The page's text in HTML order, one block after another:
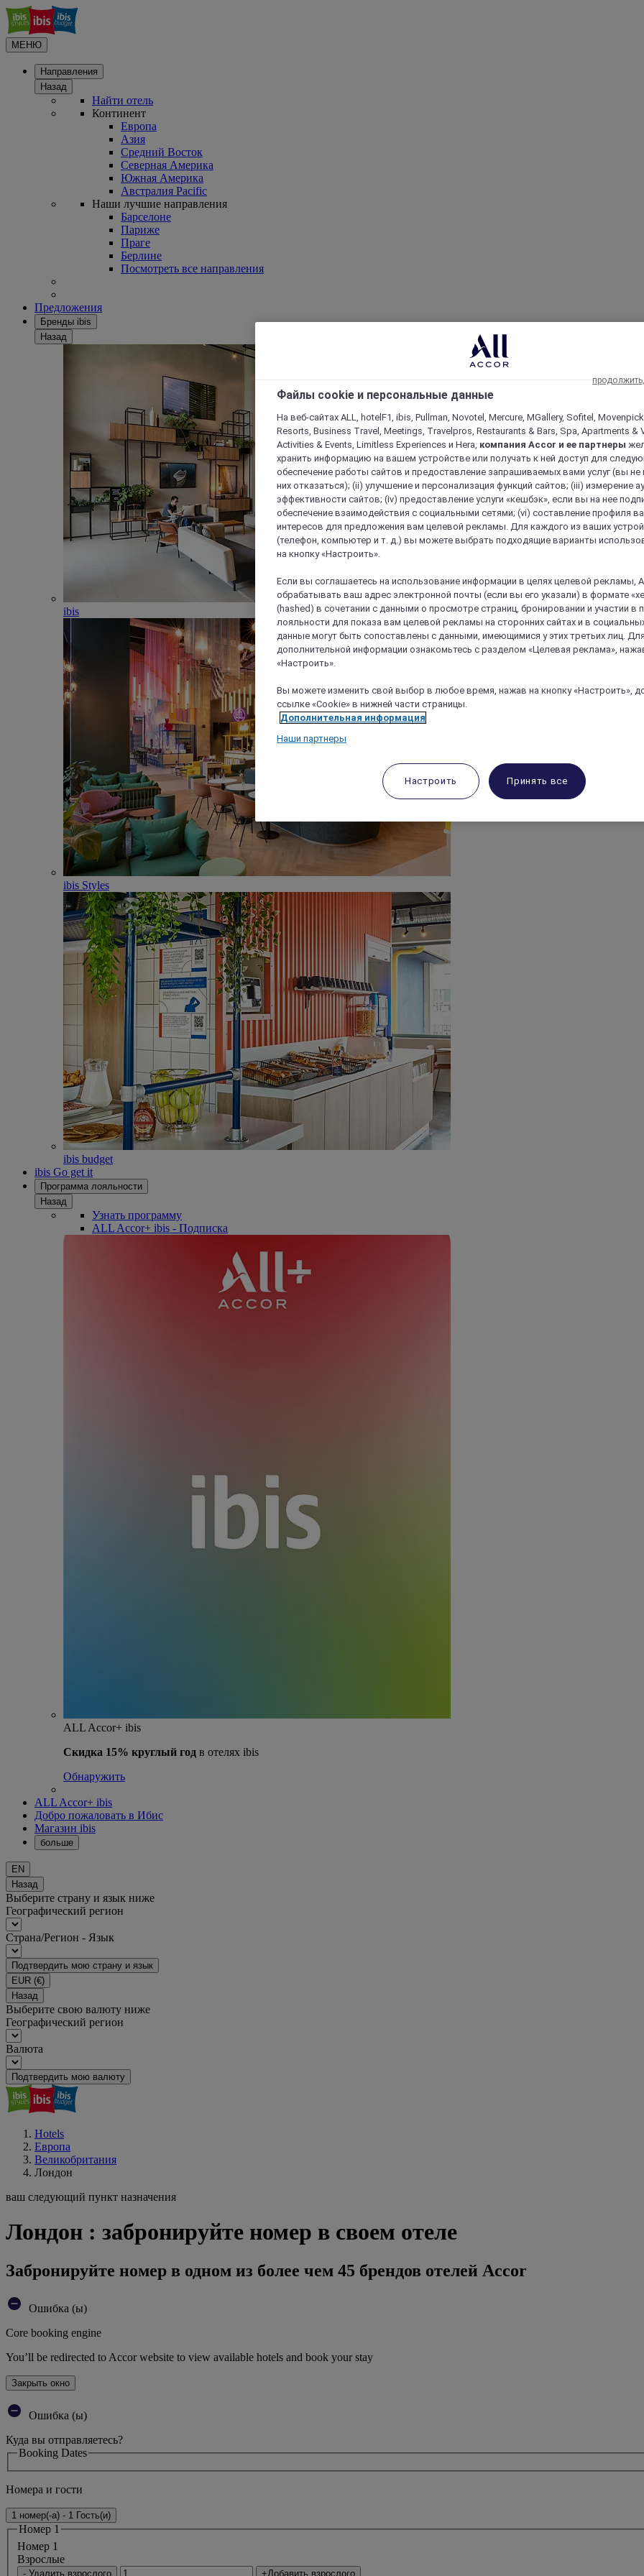
МЕНЮ
Направления
Назад
Найти отель
Континент
Европа
Азия
Средний Восток
Северная Америка
Южная Америка
Австралия Pacific
Наши лучшие направления
Барселоне
Париже
Праге
Берлине
Посмотреть все направления
Предложения
Бренды ibis
Назад
ibis
ibis Styles
ibis budget
ibis Go get it
Программа лояльности
Назад
Узнать программу
ALL Accor+ ibis - Подписка
ALL Accor+ ibis
Скидка 15% круглый год в отелях ibis
Обнаружить
ALL Accor+ ibis
Добро пожаловать в Ибис
Магазин ibis
больше
EN
Назад
Выберите страну и язык ниже
Географический регион
Страна/Регион - Язык
Подтвердить мою страну и язык
EUR (€)
Назад
Выберите свою валюту ниже
Географический регион
Валюта
Подтвердить мою валюту
Hotels
Европа
Великобритания
Лондон
ваш следующий пункт назначения
Лондон : забронируйте номер в своем отеле
Забронируйте номер в одном из более чем 45 брендов отелей Accor
Ошибка (ы)
Core booking engine
You’ll be redirected to Accor website to view available hotels and book your stay
Закрыть окно
Ошибка (ы)
Куда вы отправляетесь?
Booking Dates
Номера и гости
1 номер(-а) - 1 Гость(и)
Номер 1
Номер 1
Bзрослые
- Удалить взрослого +Добавить взрослого
Файлы cookie и персональные данные
На веб-сайтах ALL, hotelF1, ibis, Pullman, Novotel, Mercure, MGallery, Sofitel,
Resorts, Business Travel, Meetings, Travelpros, Restaurants & Bars, Spa, Apartments &
Activities & Events, Limitless Experiences и Hera, компания Accor и ее партнеры
хранить информацию на вашем устройстве или получать к ней доступ для
обеспечение работы сайтов и предоставление запрашиваемых вами услуг (вы
них отказаться); (ii) улучшение и персонализация функций сайтов; (iii) измерение
эффективности сайтов; (iv) предоставление услуги «кешбэк», если вы на нее
обеспечение взаимодействия с социальными сетями; (vi) составление профиля
интересов для предложения вам целевой рекламы. Для каждого из ваших
(телефон, компьютер и т. д.) вы можете выбрать подходящие варианты
на кнопку «Настроить».
Если вы соглашаетесь на использование информации в целях целевой рекламы,
обрабатывать ваш адрес электронной почты (если вы его указали) в формате
(hashed) в сочетании с данными о просмотре страниц, бронировании и участии в
лояльности для показа вам целевой рекламы на сторонних сайтах и в
данные могут быть сопоставлены с данными, имеющимися у этих третьих лиц.
дополнительной информации ознакомьтесь с разделом «Целевая реклама»,
«Настроить».
Вы можете изменить свой выбор в любое время, нажав на кнопку «Настроить»,
ссылке «Cookie» в нижней части страницы.
Дополнительная информация
Наши партнеры
Настроить Принять все